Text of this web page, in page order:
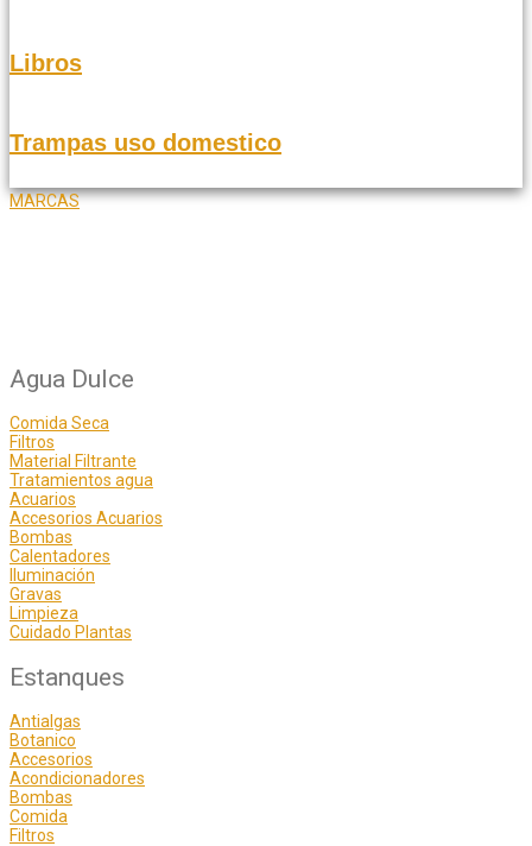
Libros
Trampas uso domestico
MARCAS
Agua Dulce
Comida Seca
Filtros
Material Filtrante
Tratamientos agua
Acuarios
Accesorios Acuarios
Bombas
Calentadores
Iluminación
Gravas
Limpieza
Cuidado Plantas
Estanques
Antialgas
Botanico
Accesorios
Acondicionadores
Bombas
Comida
Filtros